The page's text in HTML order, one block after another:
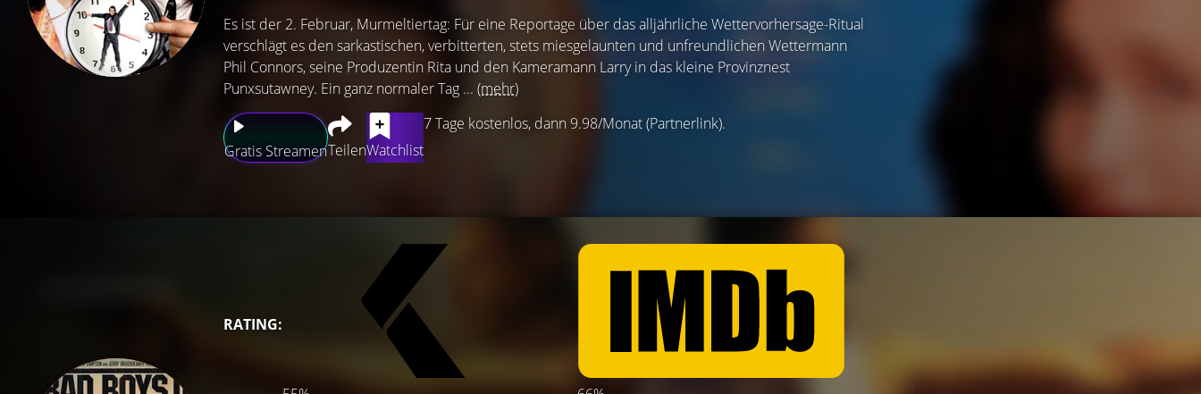
Gratis StreamenTeilenWatchlist
7 Tage kostenlos, dann 9.98/Monat (Partnerlink).
Es ist der 2. Februar, Murmeltiertag: Für eine Reportage über das alljährliche Wettervorhersage-Ritual
verschlägt es den sarkastischen, verbitterten, stets miesgelaunten und unfreundlichen Wettermann
Phil Connors, seine Produzentin Rita und den Kameramann Larry in das kleine Provinznest
Punxsutawney. Ein ganz normaler Tag ... (mehr)
RATING: